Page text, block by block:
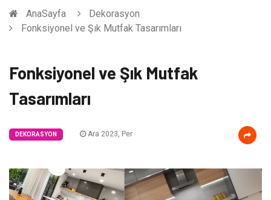
AnaSayfa
Dekorasyon
Fonksiyonel ve Şık Mutfak Tasarımları
Fonksiyonel ve Şık Mutfak
Tasarımları
DEKORASYON Ara 2023, Per